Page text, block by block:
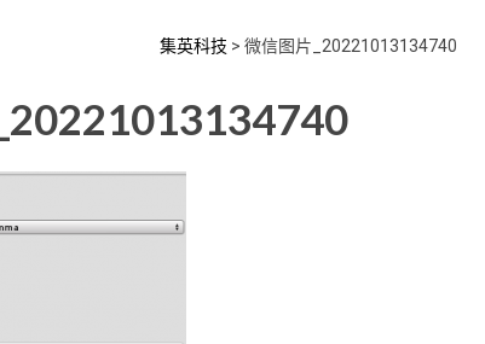
集英科技 > 微信图片_20221013134740